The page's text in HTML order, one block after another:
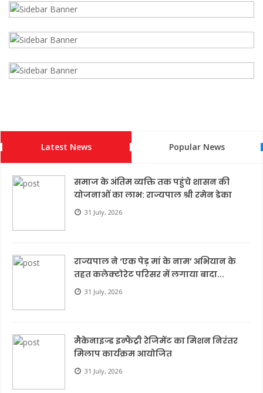
Latest News Popular News
समाज के अंतिम व्यक्ति तक पहुंचे शासन की
योजनाओं का लाभ: राज्यपाल श्री रमेन डेका
31 July, 2026
राज्यपाल ने ‘एक पेड़ मां के नाम’ अभियान के
तहत कलेक्टोरेट परिसर में लगाया बादा...
31 July, 2026
मैकेनाइज्ड इन्फैंट्री रेजिमेंट का मिशन निरंतर
मिलाप कार्यक्रम आयोजित
31 July, 2026